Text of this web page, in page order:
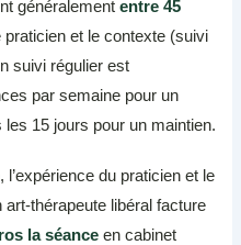
généralemententre 45
praticien et le contexte (suivi
suivi régulier est
par semaine pour un
15 jours pour un maintien.
du praticien et le
thérapeute libéral facture
la séance en cabinet